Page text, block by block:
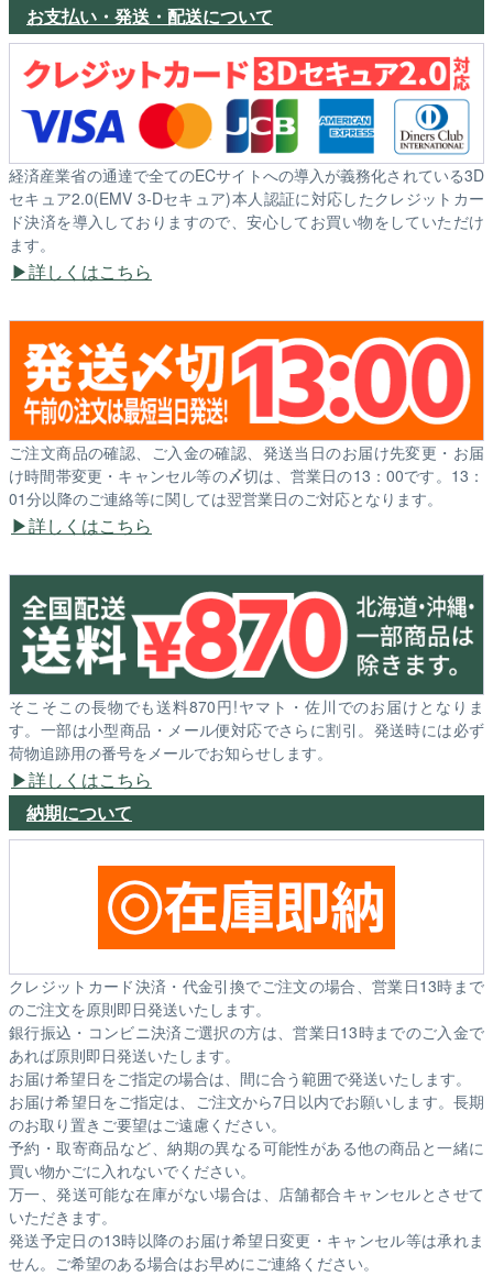
お支払い・発送・配送について
経済産業省の通達で全てのECサイトへの導入が義務化されている3D
セキュア2.0(EMV 3-Dセキュア)本人認証に対応したクレジットカー
ド決済を導入しておりますので、安心してお買い物をしていただけ
ます。
詳しくはこちら
ご注文商品の確認、ご入金の確認、発送当日のお届け先変更・お届
け時間帯変更・キャンセル等の〆切は、営業日の13：00です。13：
01分以降のご連絡等に関しては翌営業日のご対応となります。
詳しくはこちら
そこそこの長物でも送料870円!ヤマト・佐川でのお届けとなりま
す。一部は小型商品・メール便対応でさらに割引。発送時には必ず
荷物追跡用の番号をメールでお知らせします。
詳しくはこちら
納期について
クレジットカード決済・代金引換でご注文の場合、営業日13時まで
のご注文を原則即日発送いたします。
銀行振込・コンビニ決済ご選択の方は、営業日13時までのご入金で
あれば原則即日発送いたします。
お届け希望日をご指定の場合は、間に合う範囲で発送いたします。
お届け希望日をご指定は、ご注文から7日以内でお願いします。長期
のお取り置きご要望はご遠慮ください。
予約・取寄商品など、納期の異なる可能性がある他の商品と一緒に
買い物かごに入れないでください。
万一、発送可能な在庫がない場合は、店舗都合キャンセルとさせて
いただきます。
発送予定日の13時以降のお届け希望日変更・キャンセル等は承れま
せん。ご希望のある場合はお早めにご連絡ください。